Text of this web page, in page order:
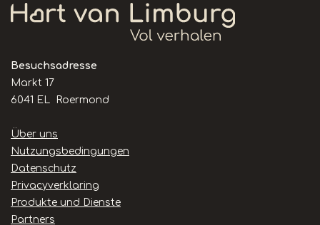
Besuchsadresse
Markt 17
6041 EL Roermond
Handige
links
Über uns
Nutzungsbedingungen
Datenschutz
Privacyverklaring
Produkte und Dienste
Partners